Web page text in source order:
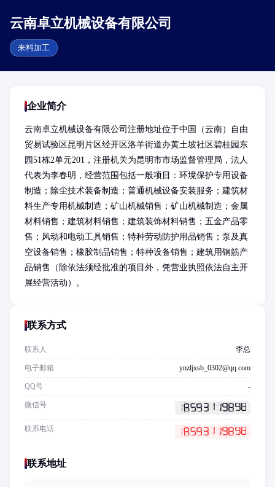
云南卓立机械设备有限公司
来料加工
企业简介
云南卓立机械设备有限公司注册地址位于中国（云南）自由
贸易试验区昆明片区经开区洛羊街道办黄土坡社区碧桂园东
园51栋2单元201，注册机关为昆明市市场监督管理局，法人
代表为李春明，经营范围包括一般项目：环境保护专用设备
制造；除尘技术装备制造；普通机械设备安装服务；建筑材
料生产专用机械制造；矿山机械销售；矿山机械制造；金属
材料销售；建筑材料销售；建筑装饰材料销售；五金产品零
售；风动和电动工具销售；特种劳动防护用品销售；泵及真
空设备销售；橡胶制品销售；特种设备销售；建筑用钢筋产
品销售（除依法须经批准的项目外，凭营业执照依法自主开
展经营活动）。
联系方式
联系人 李总
电子邮箱 ynzljxsb_0302@qq.com
QQ号 -
微信号
联系电话
联系地址